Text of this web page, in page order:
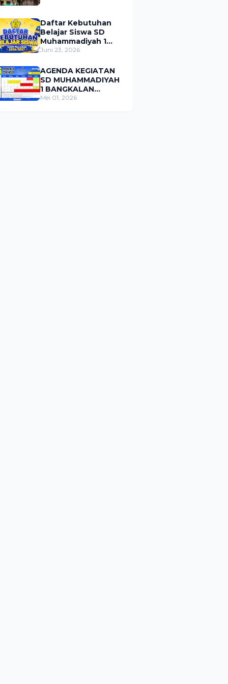
Daftar Kebutuhan
Belajar Siswa SD
Muhammadiyah 1
Bangkalan Tahun
Juni 23, 2026
AGENDA KEGIATAN
SD MUHAMMADIYAH
1 BANGKALAN
BULAN MEI 2026
Mei 01, 2026